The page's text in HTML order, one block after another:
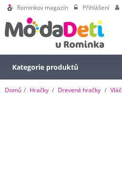
Rominkov magazín Přihlášení
Kategorie produktů
Domů Hračky Drevené hračky